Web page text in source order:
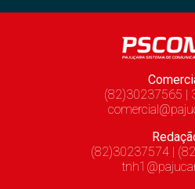
(82)30237565 |
(82)30237574 |